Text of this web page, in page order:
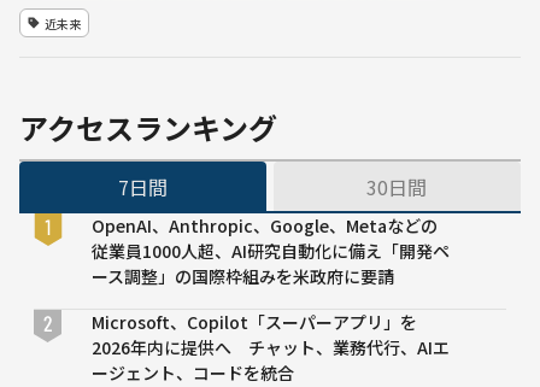
近未来
アクセスランキング
7日間 30日間
OpenAI、Anthropic、Google、Metaなどの
従業員1000人超、AI研究自動化に備え「開発ペ
ース調整」の国際枠組みを米政府に要請
Microsoft、Copilot「スーパーアプリ」を
2026年内に提供へ チャット、業務代行、AIエ
ージェント、コードを統合